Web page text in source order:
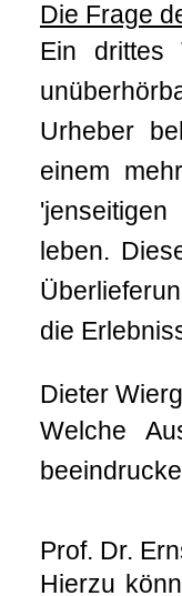
Die Frage
Ein drittes
Urheber
einem
leben.
die
Dieter
Welche
Prof. Dr.
Hierzu